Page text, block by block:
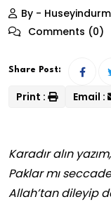
By -
Comments (0)
Share Post:
Print : Email :
Karadır alın
Paklar mı
Allah’tan dileyip